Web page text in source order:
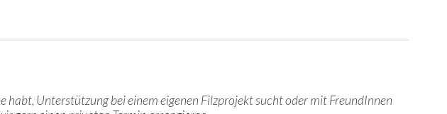
habt, Unterstützung bei einem eigenen Filzprojekt sucht oder mit FreundInnen